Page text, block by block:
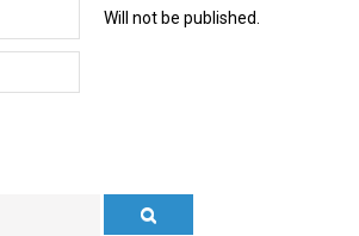
Will not be published.